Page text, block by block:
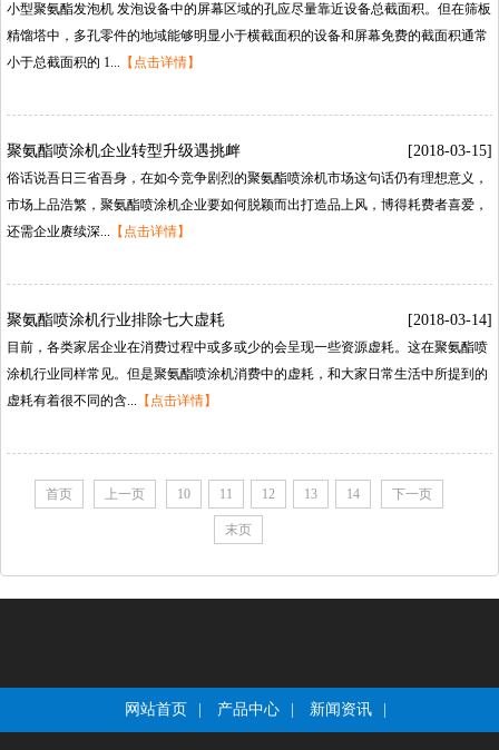
小型聚氨酯发泡机发泡设备中的屏幕区域的孔应尽量靠近设备总截面积。但在筛板
精馏塔中，多孔零件的地域能够明显小于横截面积的设备和屏幕免费的截面积通常
小于总截面积的1... 【点击详情】
聚氨酯喷涂机企业转型升级遇挑衅 [2018-03-15]
俗话说吾日三省吾身，在如今竞争剧烈的聚氨酯喷涂机市场这句话仍有理想意义，
市场上品浩繁，聚氨酯喷涂机企业要如何脱颖而出打造品上风，博得耗费者喜爱，
还需企业赓续深... 【点击详情】
聚氨酯喷涂机行业排除七大虚耗 [2018-03-14]
目前，各类家居企业在消费过程中或多或少的会呈现一些资源虚耗。这在聚氨酯喷
涂机行业同样常见。但是聚氨酯喷涂机消费中的虚耗，和大家日常生活中所提到的
虚耗有着很不同的含... 【点击详情】
首页 上一页 10 11 12 13 14 下一页
末页
网站首页 产品中心 新闻资讯